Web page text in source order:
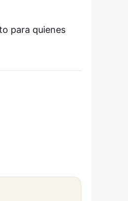
para quienes